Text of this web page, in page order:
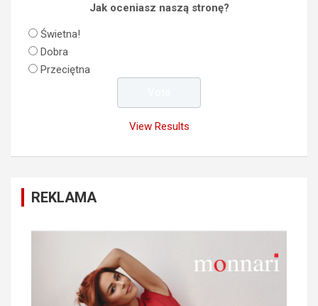
Jak oceniasz naszą stronę?
Świetna!
Dobra
Przeciętna
View Results
REKLAMA